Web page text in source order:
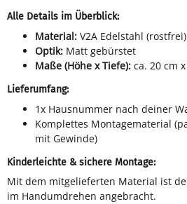
Alle Details im Überblick:
Material: V2A Edelstahl (rostfrei)
Optik: Matt gebürstet
Maße (Höhe x Tiefe): ca. 20 cm
Lieferumfang:
1x Hausnummer nach deiner
Komplettes Montagematerial
mit Gewinde)
Kinderleichte & sichere Montage:
Mit dem mitgelieferten Material ist
im Handumdrehen angebracht.